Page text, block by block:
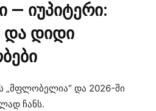
— იუპიტერი:
და დიდი
„მფლობელია“ და 2026-ში
ჩანს.